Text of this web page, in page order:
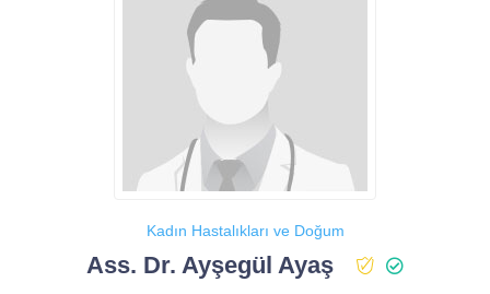
Kadın Hastalıkları ve Doğum
Ass. Dr. Ayşegül Ayaş